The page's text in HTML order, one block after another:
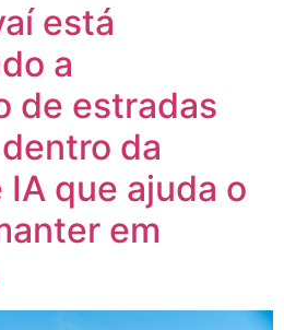
está
a
de estradas
da
que ajuda o
em